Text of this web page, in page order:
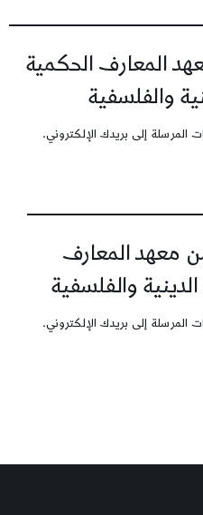
المعارف الحكمية
والفلسفية
المرسلة إلى بريدك الإلكتروني.
معهد المعارف
والفلسفية
المرسلة إلى بريدك الإلكتروني.